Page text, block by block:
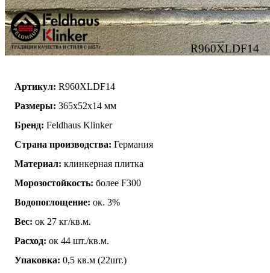
R960XLDF14
Артикул: R960XLDF14
Размеры: 365x52x14 мм
Бренд: Feldhaus Klinker
Страна производства: Германия
Материал: клинкерная плитка
Морозостойкость: более F300
Водопоглощение: ок. 3%
Вес: ок 27 кг/кв.м.
Расход: ок 44 шт./кв.м.
Упаковка: 0,5 кв.м (22шт.)